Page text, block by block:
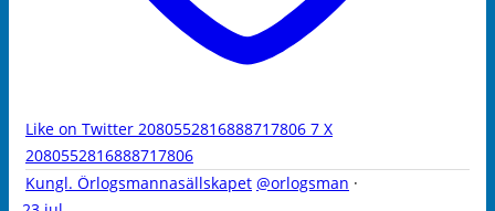
Like on Twitter 2080552816888717806 7 X
2080552816888717806
Kungl. Örlogsmannasällskapet @orlogsman ·